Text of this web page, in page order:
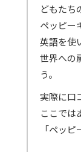
どもたち
ペッピー
英語を使
世界への
う。
実際に口
ここでは
「ペッ